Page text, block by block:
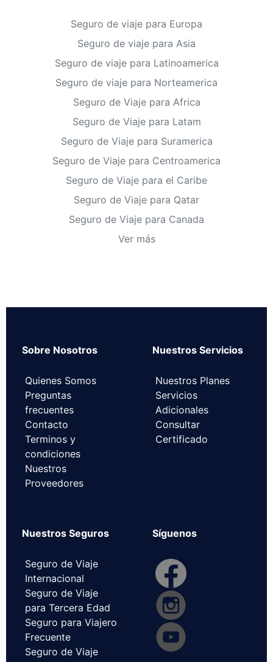
Seguro de viaje para Europa
Seguro de viaje para Asia
Seguro de viaje para Latinoamerica
Seguro de viaje para Norteamerica
Seguro de Viaje para Africa
Seguro de Viaje para Latam
Seguro de Viaje para Suramerica
Seguro de Viaje para Centroamerica
Seguro de Viaje para el Caribe
Seguro de Viaje para Qatar
Seguro de Viaje para Canada
Ver más
Sobre Nosotros
Quienes Somos
Preguntas
frecuentes
Contacto
Terminos y
condiciones
Nuestros
Proveedores
Nuestros Servicios
Nuestros Planes
Servicios
Adicionales
Consultar
Certificado
Nuestros Seguros
Seguro de Viaje
Internacional
Seguro de Viaje
para Tercera Edad
Seguro para Viajero
Frecuente
Seguro de Viaje
Síguenos